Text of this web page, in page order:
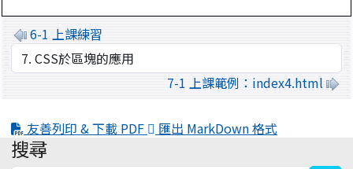
6-1 上課練習
7-1 上課範例：index4.html
友善列印 & 下載 PDF 匯出 MarkDown 格式
:::
搜尋